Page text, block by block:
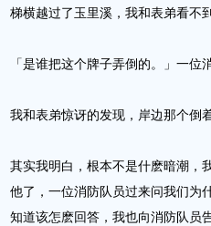
梯横越过了玉里溪，我和表弟看不
「是谁把这个牌子弄倒的。」一位
我和表弟惊讶的发现，岸边那个倒
其实我明白，根本不是什麽暗潮，
他了，一位消防队员过来问我们为
知道该怎麽回答，我也向消防队员